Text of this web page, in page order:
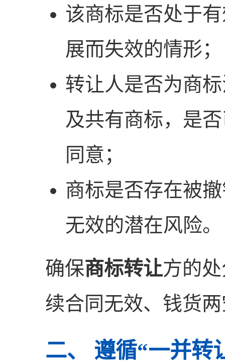
该商标是否处于
展而失效的情形；
转让人是否为商
及共有商标，是
同意；
商标是否存在被
无效的潜在风险。
确保商标转让方的
续合同无效、钱货
二、 遵循“一并转